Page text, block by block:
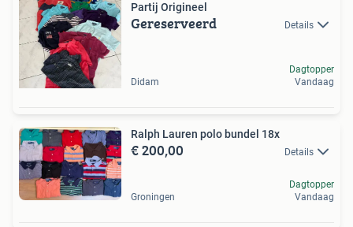
Partij Origineel
Gereserveerd Details
Didam
Dagtopper
Vandaag
Ralph Lauren polo bundel 18x
€ 200,00 Details
Groningen
Dagtopper
Vandaag